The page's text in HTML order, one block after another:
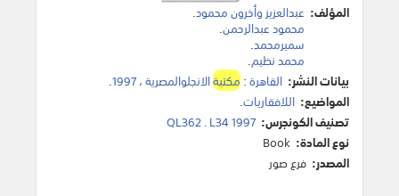
المؤلف: عبدالعزيز وأخرون محمود.
محمود عبدالرحمن.
سميرمحمد.
محمد نظيم.
بيانات النشر: القاهرة:مكتبةالانجلوالمصرية،1997
.
المواضيع: اللافقاريات.
تصنيف الكونجرس: QL362 . L34 1997
نوع المادة: Book
المصدر: فرع صور